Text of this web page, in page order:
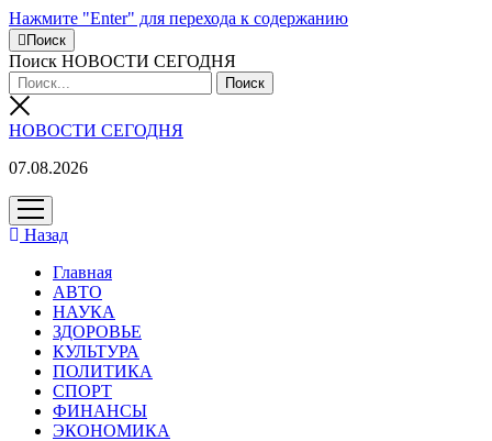
Нажмите "Enter" для перехода к содержанию
Поиск
Поиск НОВОСТИ СЕГОДНЯ
НОВОСТИ СЕГОДНЯ
07.08.2026
открыть
меню
Назад
Главная
АВТО
НАУКА
ЗДОРОВЬЕ
КУЛЬТУРА
ПОЛИТИКА
СПОРТ
ФИНАНСЫ
ЭКОНОМИКА